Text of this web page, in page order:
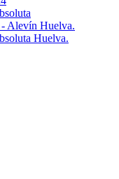
- Alevín Huelva.
Huelva.